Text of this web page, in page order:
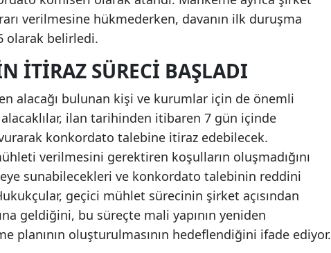
verilmesine hükmederken, davanın ilk duruşma
olarak belirledi.
ITIRAZ SÜRECI BAŞLADI
alacağı bulunan kişi ve kurumlar için de önemli
alacaklılar, ilan tarihinden itibaren 7 gün içinde
konkordato talebine itiraz edebilecek.
verilmesini gerektiren koşulların oluşmadığını
sunabilecekleri ve konkordato talebinin reddini
geçici mühlet sürecinin şirket açısından
geldiğini, bu süreçte mali yapının yeniden
planının oluşturulmasının hedeflendiğini ifade ediyor.